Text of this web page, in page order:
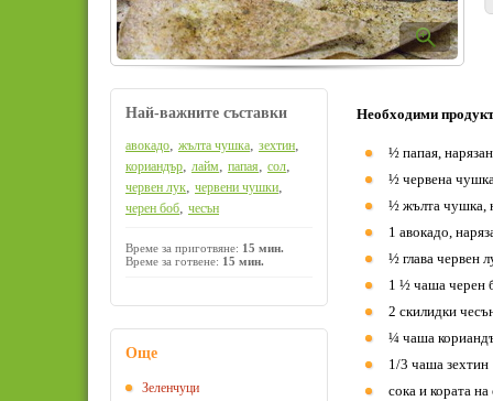
Необходими
½ папая,
½ червена
½ жълта чушка,
1 авокадо,
½ глава червен
1 ½ чаша черен
2 скилидки
¼ чаша
1/3 чаша зехтин
сока и кората
Най-важните съставки
авокадо, жълта чушка, зехтин,
кориандър, лайм, папая, сол,
червен лук, червени чушки,
черен боб, чесън
Време за приготвяне: 15 мин.
Време за готвене: 15 мин.
Още
Зеленчуци